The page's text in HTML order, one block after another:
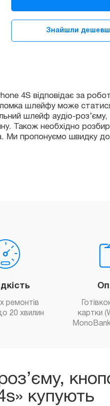
кнопок
гучності
quantity
Знайшли
відповідає за роботу
шлейфу може статися
необхідно
пропонуємо швидку
ремонтів
20 хвилин
картки
купують